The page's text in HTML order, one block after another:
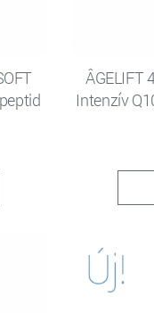
ÂGELIFT
Intenzív